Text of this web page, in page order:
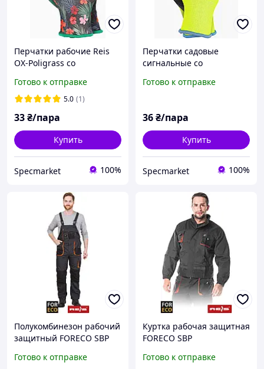
Перчатки рабочие Reis
OX-Poligrass со
полиэстер
Готово к отправке
5.0 (1)
33₴/пара
Купить
Specmarket 100%
Перчатки садовые
сигнальные со
LATEKSFOAM YB
Готово к отправке
36₴/пара
Купить
Specmarket 100%
Полукомбинезон рабочий
защитный FORECO SBP
Готово к отправке
Куртка рабочая защитная
FORECO SBP
Готово к отправке